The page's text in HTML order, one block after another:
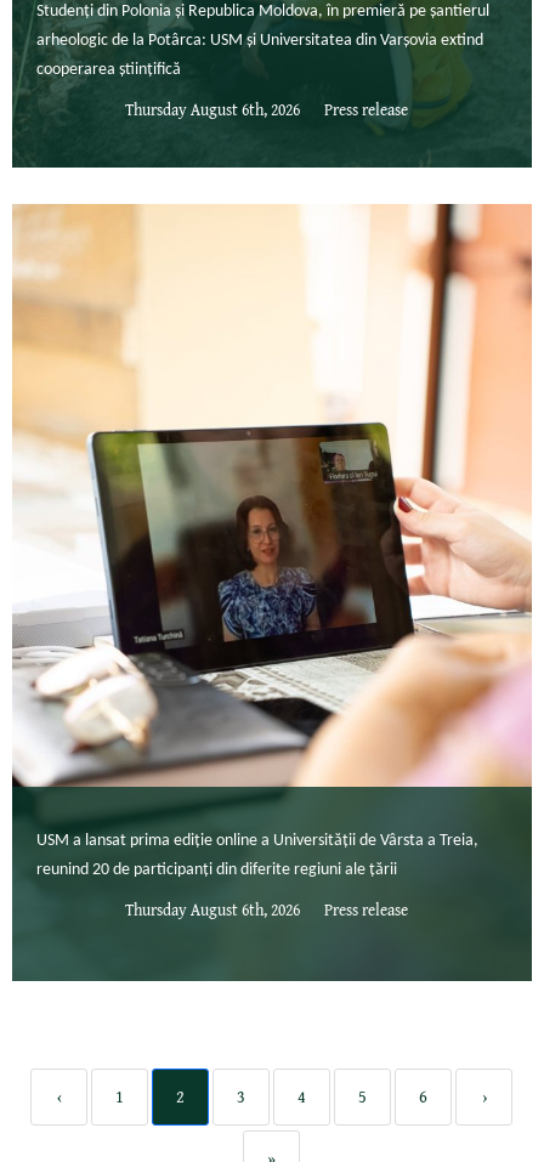
Studenți din Polonia și Republica Moldova, în premieră pe șantierul
arheologic de la Potârca: USM și Universitatea din Varșovia extind
cooperarea științifică
Thursday August 6th, 2026 Press release
USM a lansat prima ediție online a Universității de Vârsta a Treia,
reunind 20 de participanți din diferite regiuni ale țării
Thursday August 6th, 2026 Press release
‹ 1 2 3 4 5 6 ›